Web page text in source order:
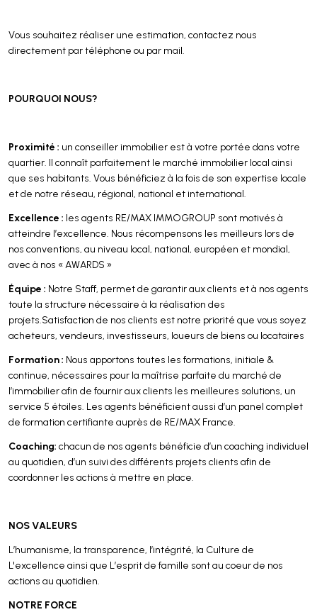
Vous souhaitez réaliser une estimation, contactez nous
directement par téléphone ou par mail.
POURQUOI NOUS?
Proximité : un conseiller immobilier est à votre portée dans votre
quartier. Il connaît parfaitement le marché immobilier local ainsi
que ses habitants. Vous bénéficiez à la fois de son expertise locale
et de notre réseau, régional, national et international.
Excellence : les agents RE/MAX IMMOGROUP sont motivés à
atteindre l’excellence. Nous récompensons les meilleurs lors de
nos conventions, au niveau local, national, européen et mondial,
avec à nos « AWARDS »
Équipe : Notre Staff, permet de garantir aux clients et à nos agents
toute la structure nécessaire à la réalisation des
projets.Satisfaction de nos clients est notre priorité que vous soyez
acheteurs, vendeurs, investisseurs, loueurs de biens ou locataires
Formation : Nous apportons toutes les formations, initiale &
continue, nécessaires pour la maîtrise parfaite du marché de
l’immobilier afin de fournir aux clients les meilleures solutions, un
service 5 étoiles. Les agents bénéficient aussi d’un panel complet
de formation certifiante auprès de RE/MAX France.
Coaching: chacun de nos agents bénéficie d’un coaching individuel
au quotidien, d’un suivi des différents projets clients afin de
coordonner les actions à mettre en place.
NOS VALEURS
L’humanisme, la transparence, l’intégrité, la Culture de
L'excellence ainsi que L’esprit de famille sont au coeur de nos
actions au quotidien.
NOTRE FORCE